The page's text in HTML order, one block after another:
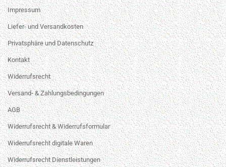
Impressum
Liefer- und Versandkosten
Privatsphäre und Datenschutz
Kontakt
Widerrufsrecht
Versand- & Zahlungsbedingungen
AGB
Widerrufsrecht & Widerrufsformular
Widerrufsrecht digitale Waren
Widerrufsrecht Dienstleistungen